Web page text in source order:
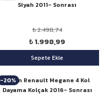
Siyah 2011- Sonrası
₺ 2.498,74
₺ 1.998,99
Sepete Ekle
-20%
Niken Renault Megane 4 Kol
Dayama Kolçak 2016- Sonrası